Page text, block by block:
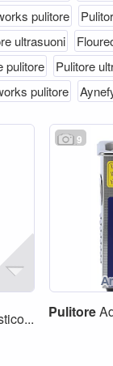
pulitore
ultrasuoni
pulitore
Pulitore
pulitore
9
Pulitore